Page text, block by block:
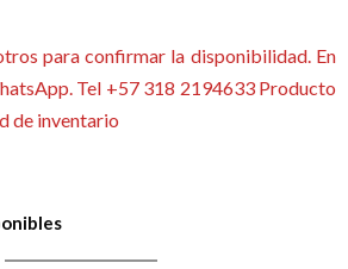
para confirmar la disponibilidad. En
Tel +57 318 2194633 Producto
de inventario